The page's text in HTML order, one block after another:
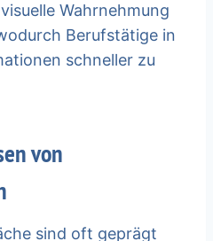
Wahrnehmung
Berufstätige in
schneller zu
von
sind oft geprägt